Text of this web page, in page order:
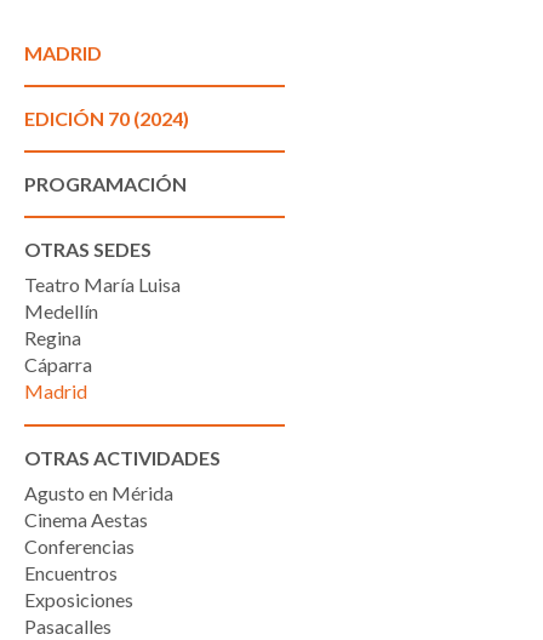
MADRID
EDICIÓN 70 (2024)
PROGRAMACIÓN
OTRAS SEDES
Teatro María Luisa
Medellín
Regina
Cáparra
Madrid
OTRAS ACTIVIDADES
Agusto en Mérida
Cinema Aestas
Conferencias
Encuentros
Exposiciones
Pasacalles